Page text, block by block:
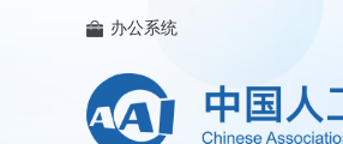
办公系统